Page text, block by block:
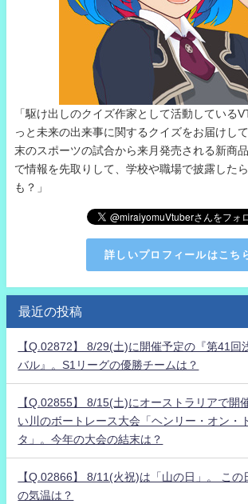
「駆け出しのクイズ作家として活動している
っと未来の出来事に関するクイズをお届けし
末のスポーツの試合から来月発売される新商
で情報を先取りして、学校や職場で披露した
も？」
詳しいプロフィールはこち
最近の投稿
【Q.02872】 8/29(土)に開催予定の『第41回
バル』。S1リーグの優勝チームは？
【Q.02855】 8/15(土)にオーストラリアで開
い川のボートレース大会「ヘンリー・オン・
タ」。今年の大会の結末は？
【Q.02866】 8/11(火祝)は「山の日」。 この
の気温は？